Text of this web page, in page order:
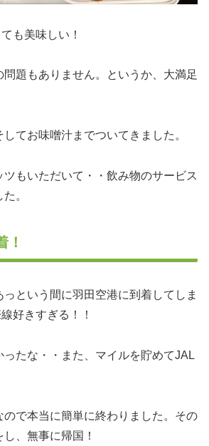
も美味しい！
題もありません。というか、大満足
てお味噌汁までついてきました。
もいただいて・・飲み物のサービス
。
！
という間に羽田空港に到着してしま
好きすぎる！！
ったな・・また、マイルを貯めてJAL
ので本当に簡単に終わりました。その
、無事に帰国！